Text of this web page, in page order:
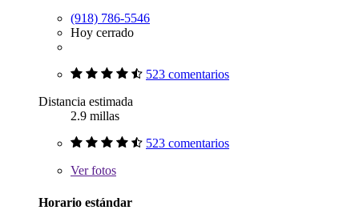
(918) 786-5546
Hoy cerrado
523 comentarios
Distancia estimada
2.9 millas
523 comentarios
Verfotos
Horario estándar